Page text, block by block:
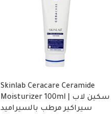
Skinlab Ceracare Ceramide
Moisturizer 100ml | سكين لاب
سيراكير مرطب بالسيراميد